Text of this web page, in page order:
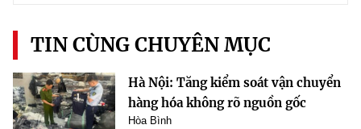
TIN CÙNG CHUYÊN MỤC
Hà Nội: Tăng kiểm soát vận chuyển
hàng hóa không rõ nguồn gốc
Hòa Bình